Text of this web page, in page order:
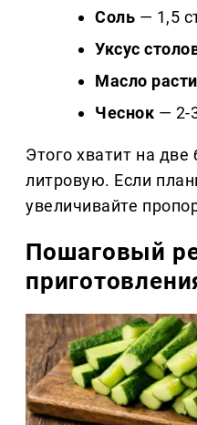
Соль — 1,5
Уксус
Масло
Чеснок — 2-
Этого хватит на две
литровую. Если
увеличивайте
Пошаговый